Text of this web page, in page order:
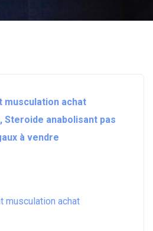
musculation achat
anabolisant pas
à vendre